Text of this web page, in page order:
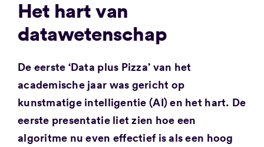
Het hart van
datawetenschap
De eerste ‘Data plus Pizza’ van het
academische jaar was gericht op
kunstmatige intelligentie (AI) en het hart. De
eerste presentatie liet zien hoe een
algoritme nu even effectief is als een hoog